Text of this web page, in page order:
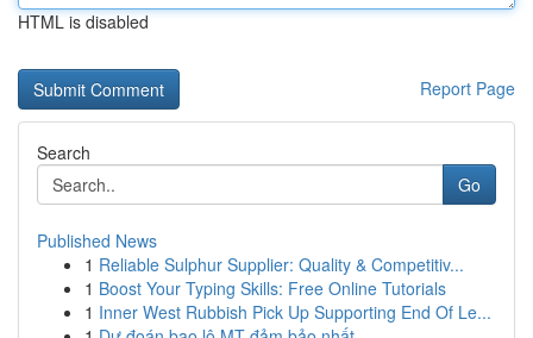
HTML is disabled
Report Page
Search
Go
Published News
1 Reliable Sulphur Supplier: Quality & Competitiv...
1 Boost Your Typing Skills: Free Online Tutorials
1 Inner West Rubbish Pick Up Supporting End Of Le...